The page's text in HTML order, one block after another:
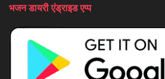
भजन डायरी एंड्राइड एप्प